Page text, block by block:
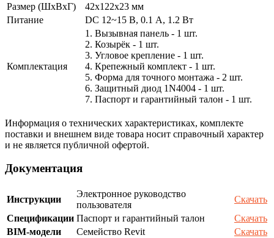
Размер (ШxВxГ)
42x122x23 мм
Питание
DC 12~15 В, 0.1 А, 1.2 Вт
Комплектация
1. Вызывная панель - 1 шт.
2. Козырёк - 1 шт.
3. Угловое крепление - 1 шт.
4. Крепежный комплект - 1 шт.
5. Форма для точного монтажа - 2 шт.
6. Защитный диод 1N4004 - 1 шт.
7. Паспорт и гарантийный талон - 1 шт.
Информация о технических характеристиках, комплекте
поставки и внешнем виде товара носит справочный характер
и не является публичной офертой.
Документация
Инструкции
Электронное руководство
пользователя
Скачать
Спецификации Паспорт и гарантийный талон
Скачать
BIM-модели
Семейство Revit Скачать